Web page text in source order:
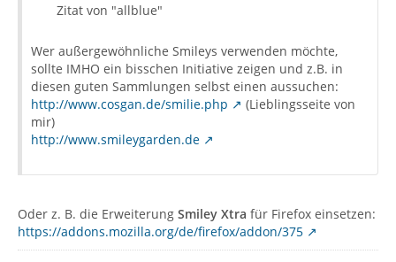
Zitat von "allblue"
Wer außergewöhnliche Smileys verwenden möchte,
sollte IMHO ein bisschen Initiative zeigen und z.B. in
diesen guten Sammlungen selbst einen aussuchen:
http://www.cosgan.de/smilie.php
(Lieblingsseite von
mir)
http://www.smileygarden.de
Oder z. B. die Erweiterung Smiley Xtra für Firefox einsetzen:
https://addons.mozilla.org/de/firefox/addon/375